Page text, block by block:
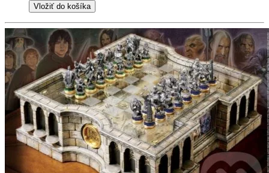
Vložiť do košíka